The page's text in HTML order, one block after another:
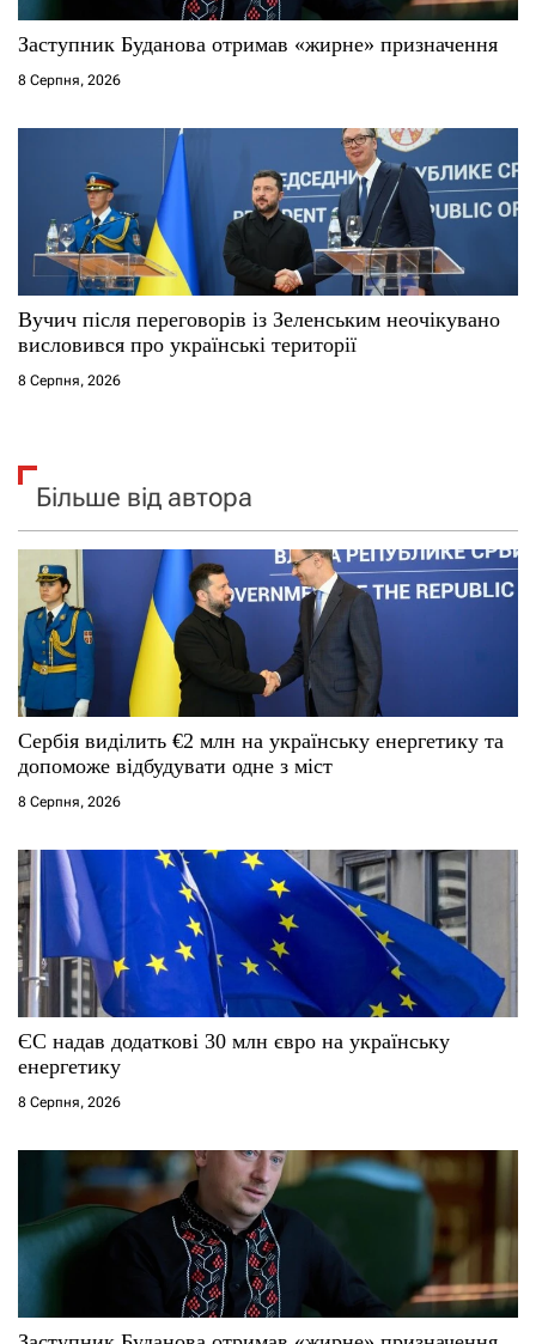
Заступник Буданова отримав «жирне» призначення
8 Серпня, 2026
Вучич після переговорів із Зеленським неочікувано
висловився про українські території
8 Серпня, 2026
Більше від автора
Сербія виділить €2 млн на українську енергетику та
допоможе відбудувати одне з міст
8 Серпня, 2026
ЄС надав додаткові 30 млн євро на українську
енергетику
8 Серпня, 2026